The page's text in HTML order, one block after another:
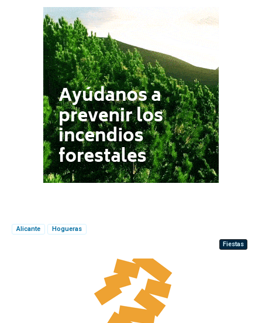
Alicante
Hogueras
Fiestas